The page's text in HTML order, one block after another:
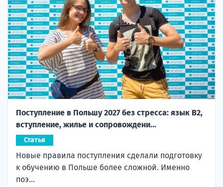
Поступление в Польшу 2027 без стресса: язык B2,
вступление, жилье и сопровождени...
Статья
Новые правила поступления сделали подготовку
к обучению в Польше более сложной. Именно
поэ...